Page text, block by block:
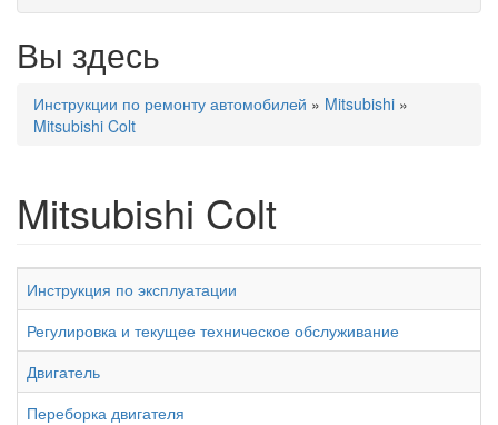
Вы здесь
Инструкции по ремонту автомобилей » Mitsubishi »
Mitsubishi Colt
Mitsubishi Colt
Инструкция по эксплуатации
Регулировка и текущее техническое обслуживание
Двигатель
Переборка двигателя